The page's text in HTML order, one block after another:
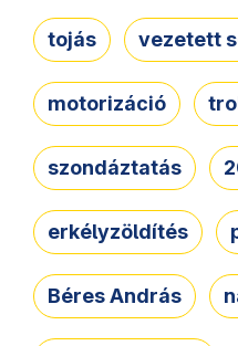
tojás vezetett
motorizáció
szondáztatás
erkélyzöldítés
Béres András